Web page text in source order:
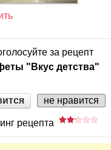
за рецепт
"Вкус детства"
не нравится
рецепта